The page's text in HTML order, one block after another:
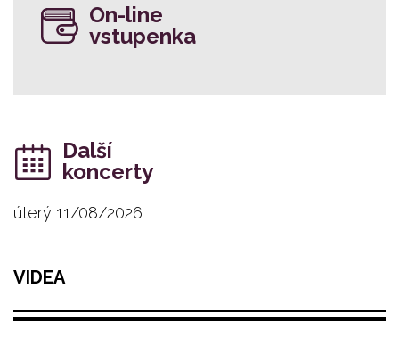
On-line
vstupenka
Další
koncerty
úterý 11/08/2026
VIDEA